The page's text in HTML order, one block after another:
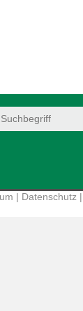
| Datenschutz |